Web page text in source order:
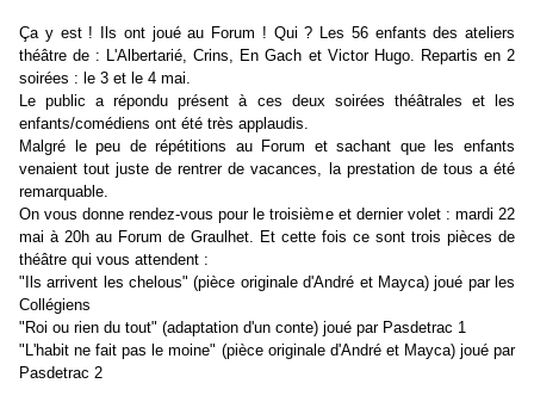
Ça y est ! Ils ont joué au Forum ! Qui ? Les 56 enfants des ateliers
théâtre de : L'Albertarié, Crins, En Gach et Victor Hugo. Repartis en 2
soirées : le 3 et le 4 mai.
Le public a répondu présent à ces deux soirées théâtrales et les
enfants/comédiens ont été très applaudis.
Malgré le peu de répétitions au Forum et sachant que les enfants
venaient tout juste de rentrer de vacances, la prestation de tous a été
remarquable.
On vous donne rendez-vous pour le troisième et dernier volet : mardi 22
mai à 20h au Forum de Graulhet. Et cette fois ce sont trois pièces de
théâtre qui vous attendent :
"Ils arrivent les chelous" (pièce originale d'André et Mayca) joué par les
Collégiens
"Roi ou rien du tout" (adaptation d'un conte) joué par Pasdetrac 1
"L'habit ne fait pas le moine" (pièce originale d'André et Mayca) joué par
Pasdetrac 2